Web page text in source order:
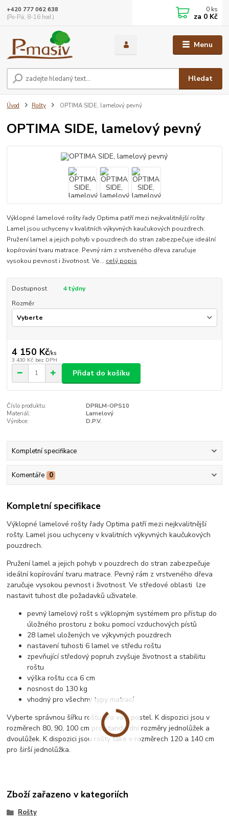
Menu
Hledat
+420 777 062 638
(Po-Pá, 8-16 hod.)
0 ks
za 0 Kč
Úvod Rošty OPTIMA SIDE, lamelový pevný
OPTIMA SIDE, lamelový pevný
Výklopné lamelové rošty řady Optima patří mezi nejkvalitnější rošty.
Lamel jsou uchyceny v kvalitních výkyvných kaučukových pouzdrech.
Pružení lamel a jejich pohyb v pouzdrech do stran zabezpečuje ideální
kopírování tvaru matrace. Pevný rám z vrstveného dřeva zaručuje
vysokou pevnost i životnost. Ve... celý popis
Dostupnost
4 týdny
Rozměr
4 150 Kč/ks
3 430 Kč bez DPH
Přidat do košíku
Číslo produktu:
DPRLM-OPS10
Materiál:
Lamelový
Výrobce:
D.P.V.
Kompletní specifikace
Komentáře 0
Kompletní specifikace
Výklopné lamelové rošty řady Optima patří mezi nejkvalitnější
rošty. Lamel jsou uchyceny v kvalitních výkyvných kaučukových
pouzdrech.
Pružení lamel a jejich pohyb v pouzdrech do stran zabezpečuje
ideální kopírování tvaru matrace. Pevný rám z vrstveného dřeva
zaručuje vysokou pevnost i životnost. Ve středové oblasti lze
nastavit tuhost dle požadavků uživatele.
pevný lamelový rošt s výklopným systémem pro přístup do
úložného prostoru z boku pomocí vzduchových pístů
28 lamel uložených ve výkyvných pouzdrech
nastavení tuhosti 6 lamel ve středu roštu
zpevňující středový popruh zvyšuje životnost a stabilitu
roštu
výška roštu cca 6 cm
nosnost do 130 kg
vhodný pro všechny typy matrací
Vyberte správnou šířku roštu pro vaši postel. K dispozici jsou v
rozměrech 80, 90, 100 cm pro standardní rozměry jednolůžek a
dvoulůžek. K dispozici jsou rošty take v rozměrech 120 a 140 cm
pro širší jednolůžka.
Zboží zařazeno v kategoriích
Rošty